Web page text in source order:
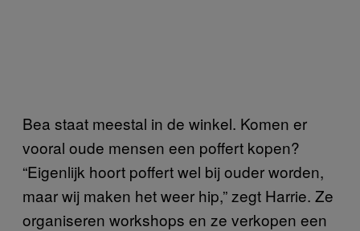
Bea staat meestal in de winkel. Komen er
vooral oude mensen een poffert kopen?
“Eigenlijk hoort poffert wel bij ouder worden,
maar wij maken het weer hip,” zegt Harrie. Ze
organiseren workshops en ze verkopen een